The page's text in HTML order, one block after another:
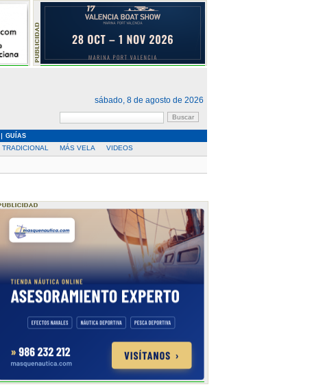
sábado, 8 de agosto de 2026
GUÍAS
MÁS VELA VIDEOS